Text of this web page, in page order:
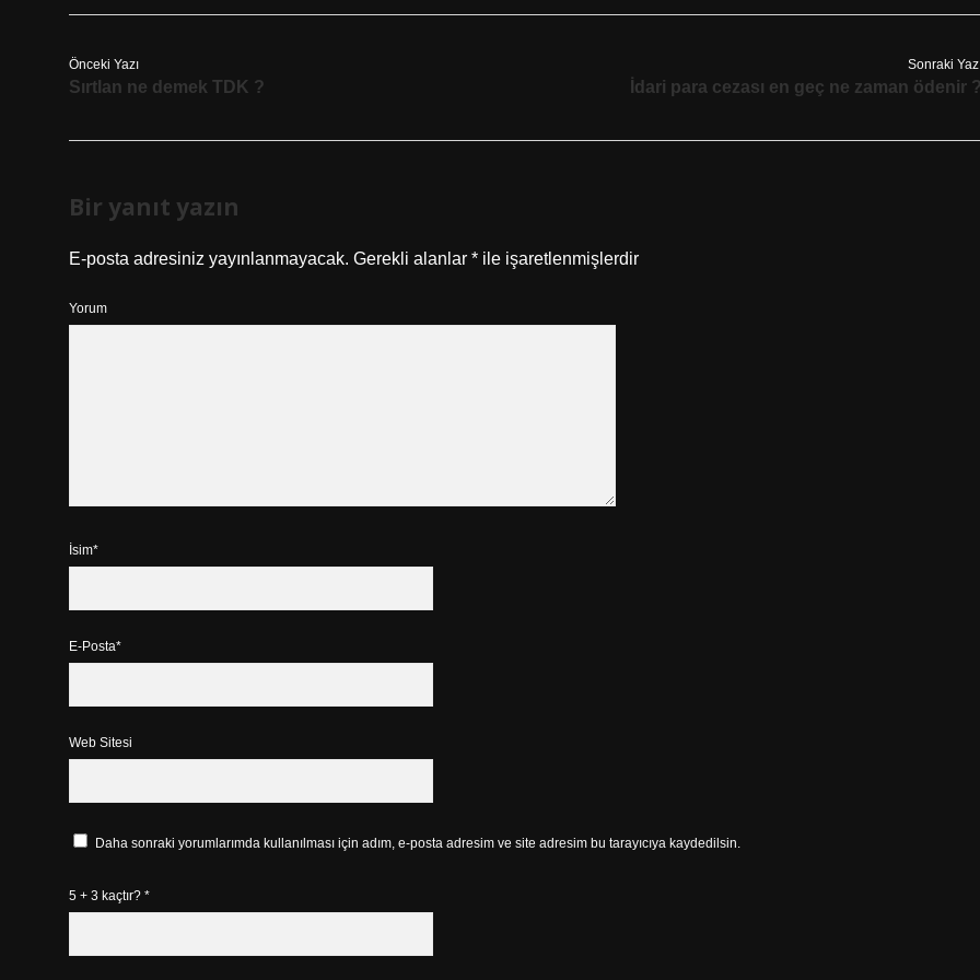
Önceki Yazı
Sırtlan ne demek TDK ?
Sonraki
İdari para cezası en geç ne zaman ödenir
Bir yanıt yazın
E-posta adresiniz yayınlanmayacak. Gerekli alanlar * ile işaretlenmişlerdir
Yorum
İsim*
E-Posta*
Web Sitesi
Daha sonraki yorumlarımda kullanılması için adım, e-posta adresim ve site adresim bu tarayıcıya kaydedilsin.
5 + 3 kaçtır? *